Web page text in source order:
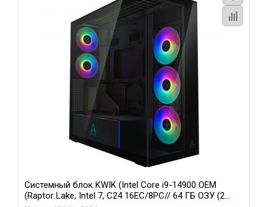
Системный блок KWIK (Intel Core i9-14900 OEM
(Raptor Lake, Intel 7, C24 16EC/8PC// 64 ГБ ОЗУ (2